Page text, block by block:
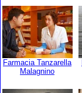
Farmacia Tanzarella
Malagnino